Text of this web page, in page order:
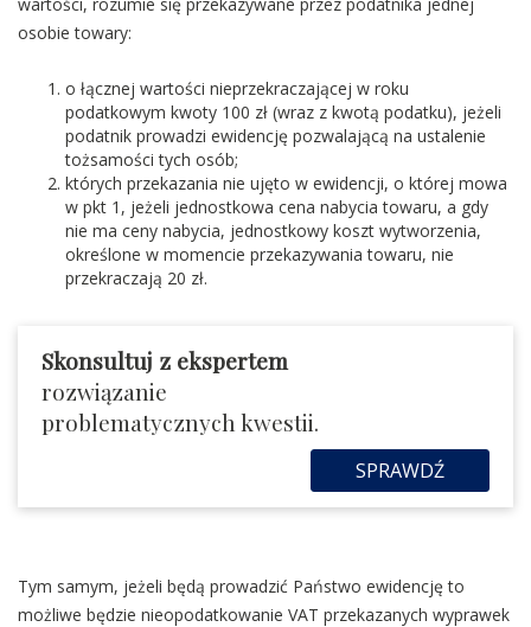
osobie towary:
o łącznej wartości nieprzekraczającej w roku
podatkowym kwoty 100 zł (wraz z kwotą podatku), jeżeli
podatnik prowadzi ewidencję pozwalającą na ustalenie
tożsamości tych osób;
których przekazania nie ujęto w ewidencji, o której mowa
w pkt 1, jeżeli jednostkowa cena nabycia towaru, a gdy
nie ma ceny nabycia, jednostkowy koszt wytworzenia,
określone w momencie przekazywania towaru, nie
przekraczają 20 zł.
Skonsultuj z ekspertem
rozwiązanie
problematycznych kwestii.
SPRAWDŹ
Tym samym, jeżeli będą prowadzić Państwo ewidencję to
możliwe będzie nieopodatkowanie VAT przekazanych wyprawek